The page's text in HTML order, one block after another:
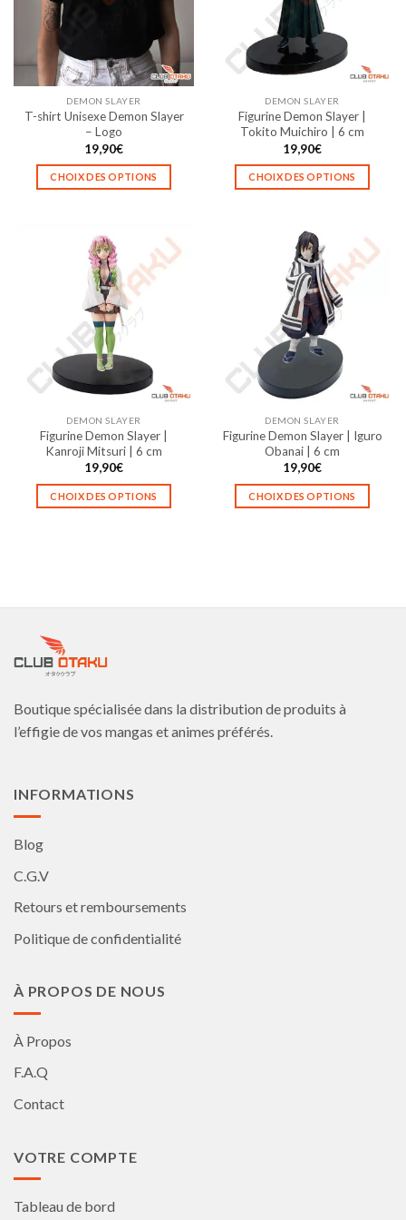
choisies
sur
la
page
produit
peuvent
être
choisies
sur
page
du
produit
DEMON SLAYER
T-shirt Unisexe Demon Slayer
– Logo
19,90€
CHOIX DES OPTIONS
a
plusieurs
variations.
Les
options
peuvent
être
choisies
sur
page
du
produit
DEMON SLAYER
Figurine Demon Slayer |
Tokito Muichiro | 6 cm
19,90€
CHOIX DES OPTIONS
a
plusieurs
variations.
Les
options
peuvent
être
choisies
sur
page
du
produit
DEMON SLAYER
Figurine Demon Slayer |
Kanroji Mitsuri | 6 cm
19,90€
CHOIX DES OPTIONS
Les
être
sur
la
DEMON SLAYER
Figurine Demon Slayer | Iguro
Obanai | 6 cm
19,90€
CHOIX DES OPTIONS
Les
sur
Boutique spécialisée dans la distribution de produits à
l’effigie de vos mangas et animes préférés.
INFORMATIONS
Blog
C.G.V
Retours et remboursements
Politique de confidentialité
À PROPOS DE NOUS
À Propos
F.A.Q
Contact
VOTRE COMPTE
Tableau de bord